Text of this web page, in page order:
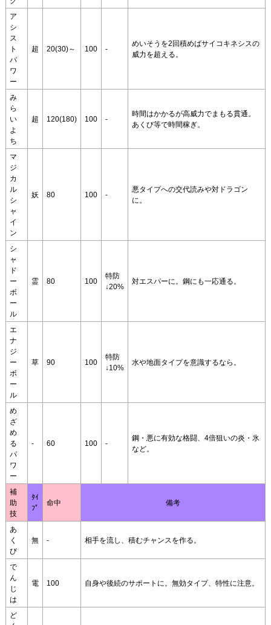
ア
シ
ス
ト
パ
ワ
ー
超 20(30)～ 100 -
めいそうを2回積めばサイコキネシスの
威力を超える。
み
ら
い
よ
ち
超 120(180) 100 -
時間はかかるが高威力でまもる貫通。
あくび等で時間稼ぎ。
マ
ジ
カ
ル
シ
ャ
イ
ン
妖 80 100 -
悪タイプへの交代読みや対ドラゴン
に。
シ
ャ
ド
ー
ボ
ー
ル
霊 80 100
特防
↓20%
対エスパーに。鋼にも一応通る。
エ
ナ
ジ
ー
ボ
ー
ル
草 90 100
特防
↓10%
水や地面タイプを意識するなら。
め
ざ
め
る
パ
ワ
ー
- 60 100 -
鋼・悪に有効な格闘、4倍狙いの炎・氷
など。
補
助
技
ﾀｲ
ﾌﾟ
命中 備考
あ
く
び
無 - 相手を流し、積むチャンスを作る。
で
ん
じ
は
電 100 自身や後続のサポートに。無効タイプ、特性に注意。
ど